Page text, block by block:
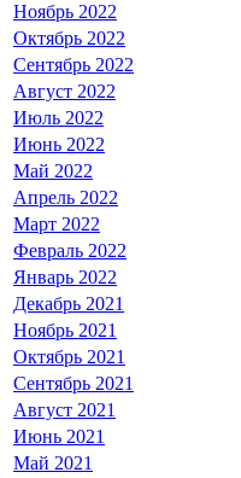
Ноябрь 2022
Октябрь 2022
Сентябрь 2022
Август 2022
Июль 2022
Июнь 2022
Май 2022
Апрель 2022
Март 2022
Февраль 2022
Январь 2022
Декабрь 2021
Ноябрь 2021
Октябрь 2021
Сентябрь 2021
Август 2021
Июнь 2021
Май 2021